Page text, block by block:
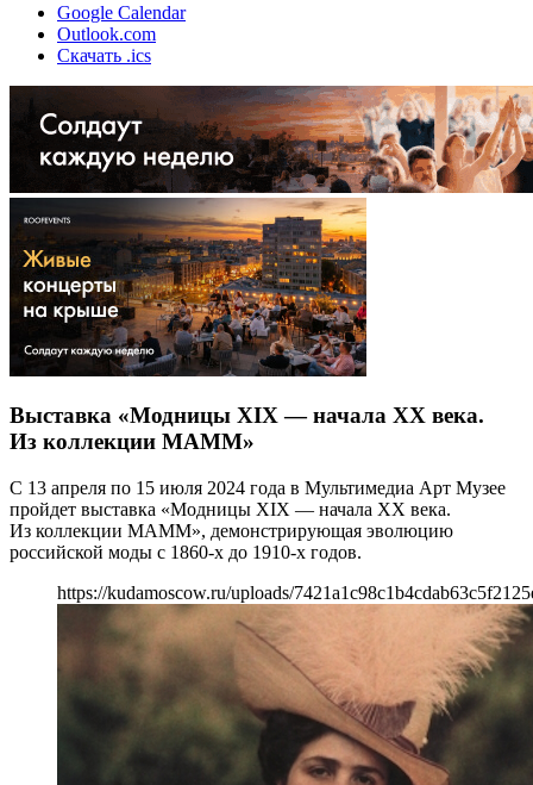
Google Calendar
Outlook.com
Скачать .ics
Выставка «Модницы XIX — начала ХХ века.
Из коллекции МАММ»
С 13 апреля по 15 июля 2024 года в Мультимедиа Арт Музее
пройдет выставка «Модницы XIX — начала ХХ века.
Из коллекции МАММ», демонстрирующая эволюцию
российской моды с 1860-х до 1910-х годов.
https://kudamoscow.ru/uploads/